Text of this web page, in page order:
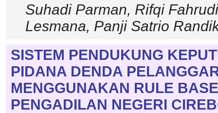
Suhadi Parman, Rifqi
Lesmana, Panji Satrio
SISTEM PENDUKUNG
PIDANA DENDA
MENGGUNAKAN RULE
PENGADILAN NEGERI